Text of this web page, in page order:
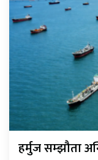
हर्मुज सम्झौता